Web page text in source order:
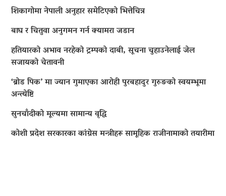
शिकागोमा नेपाली अनुहार समेटिएको भित्तेचित्र
बाघ र चितुवा अनुगमन गर्न क्यामरा जडान
हतियारको अभाव नरहेको ट्रम्पको दाबी, सूचना चुहाउनेलाई जेल
सजायको चेतावनी
‘ब्रोड पिक’ मा ज्यान गुमाएका आराेही पुरबहादुर गुरुङको स्वयम्भूमा
अन्त्येष्टि
सुनचाँदीको मूल्यमा सामान्य वृद्धि
कोशी प्रदेश सरकारका कांग्रेस मन्त्रीहरू सामूहिक राजीनामाको तयारीमा